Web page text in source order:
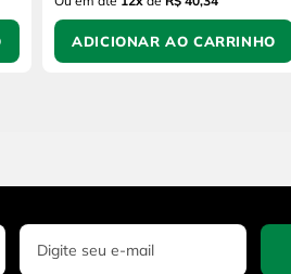
ADICIONAR AO CARRINHO